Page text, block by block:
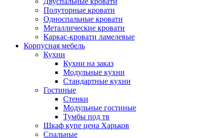
Полуторные кровати
Односпальные кровати
Металлические кровати
Каркас-кровати ламелевые
Корпусная мебель
Кухни
Кухни на заказ
Модульные кухни
Стандартные кухни
Гостиные
Стенки
Модульные гостиные
Тумбы под тв
Шкаф купе цена Харьков
Спальные